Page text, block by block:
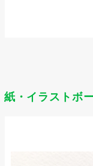
紙・イラストボ